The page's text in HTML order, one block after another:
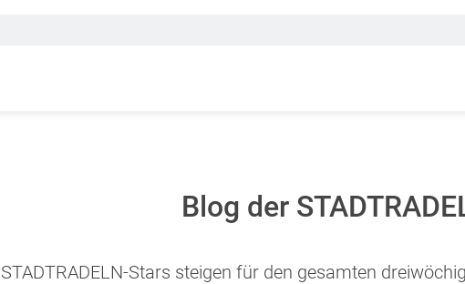
Blog der
STADTRADELN-Stars steigen für den gesamten